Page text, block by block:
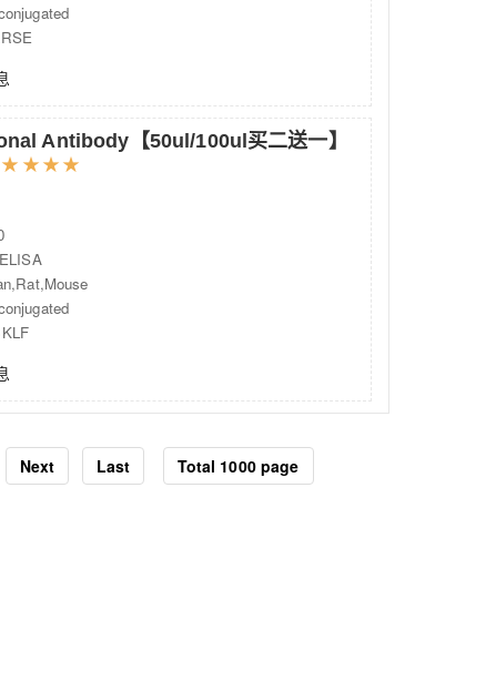
Antibody【50ul/100ul买二送一】
★ ★★★
Next Last Total 1000 page